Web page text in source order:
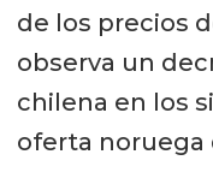
de los precios
observa un
chilena en los
oferta noruega